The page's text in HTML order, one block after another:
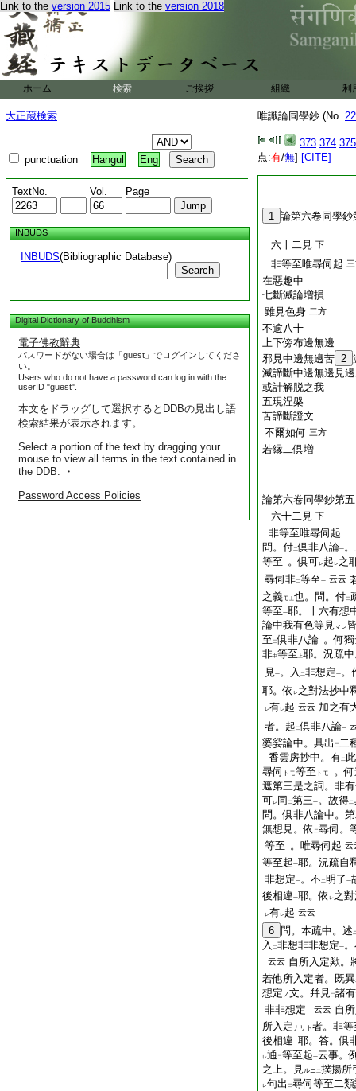
Link to the version 2015 Link to the version 2018
ホーム 検索 ご挨拶 組織 利
大正蔵検索
punctuation Hangul Eng
TextNo. Vol. Page
INBUDS
INBUDS(Bibliographic Database)
Search
Digital Dictionary of Buddhism
電子佛教辭典
パスワードがない場合は「guest」でログインしてくださ
い。
Users who do not have a password can log in with the
userID "guest".
本文をドラッグして選択するとDDBの見出し語
検索結果が表示されます。
Select a portion of the text by dragging your
mouse to view all terms in the text contained in
the DDB. ・
Password Access Policies
唯識論同學鈔 (No.
373 374 375
点:有/無] [CITE]
1 論第六卷同學鈔
六十二見 下
非等至唯尋伺起
在惡趣中
七斷滅論増損
雖見色身 二方
不逾八十
上下傍布邊無邊
邪見中邊無邊苦 2
滅諦斷中邊無邊見
或計解脱之我
五現涅槃
苦諦斷證文
不爾如何 三方
若縁二倶増
論第六卷同學鈔第五
六十二見 下
非等至唯尋伺起
問。付二倶非八論一
等至一。倶可レ起 レ之
尋伺非二等至一 云云
之義モ 上也。問。付二
等至一耶。十六有想
論中我有色等見マレ
至 二倶非八論一。何
非中等至 上耶。況疏
見一。入 二非想定一。
耶。依 レ之對法抄中
レ有レ起 云云 加之有
者。起 二倶非八論一
婆娑論中。具出 二二
香雲房抄中。有二
尋伺 トモ等至 トモ一。
遮第三是之詞。非
可レ 同 二第三一。故得二
問。倶非八論中。
無想見。依 二尋伺。
等至一。唯尋伺起 云
等至起一耶。況疏自
非想定一。不 二明了 一
後相違一耶。依 レ之
レ有レ起 云云
6 問。本疏中。述
入 二非想非非想定一
云云 自所入定歟。
若他所入定者。既異
想定 ノ文。幷見二諸
非非想定一 云云 自
所入定ナリト 者。非
後相違一耶。答。倶
レ通 二等至起一云事。
之上。見ルニ二撲揚所
レ句出 二尋伺等至二